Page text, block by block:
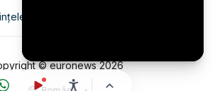
© euronews2026